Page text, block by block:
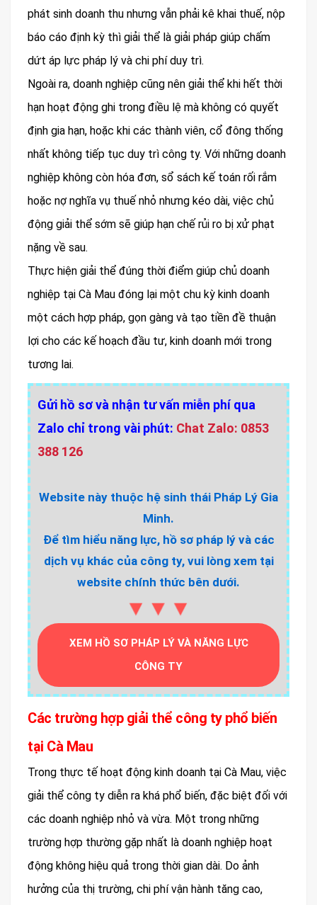
phát sinh doanh thu nhưng vẫn phải kê khai thuế, nộp
báo cáo định kỳ thì giải thể là giải pháp giúp chấm
dứt áp lực pháp lý và chi phí duy trì.
Ngoài ra, doanh nghiệp cũng nên giải thể khi hết thời
hạn hoạt động ghi trong điều lệ mà không có quyết
định gia hạn, hoặc khi các thành viên, cổ đông thống
nhất không tiếp tục duy trì công ty. Với những doanh
nghiệp không còn hóa đơn, sổ sách kế toán rối rắm
hoặc nợ nghĩa vụ thuế nhỏ nhưng kéo dài, việc chủ
động giải thể sớm sẽ giúp hạn chế rủi ro bị xử phạt
nặng về sau.
Thực hiện giải thể đúng thời điểm giúp chủ doanh
nghiệp tại Cà Mau đóng lại một chu kỳ kinh doanh
một cách hợp pháp, gọn gàng và tạo tiền đề thuận
lợi cho các kế hoạch đầu tư, kinh doanh mới trong
tương lai.
Gửi hồ sơ và nhận tư vấn miễn phí qua
Zalo chỉ trong vài phút: Chat Zalo: 0853
388 126
Website này thuộc hệ sinh thái Pháp Lý Gia
Minh.
Để tìm hiểu năng lực, hồ sơ pháp lý và các
dịch vụ khác của công ty, vui lòng xem tại
website chính thức bên dưới.
▼▼▼
XEM HỒ SƠ PHÁP LÝ VÀ NĂNG LỰC
CÔNG TY
Các trường hợp giải thể công ty phổ biến
tại Cà Mau
Trong thực tế hoạt động kinh doanh tại Cà Mau, việc
giải thể công ty diễn ra khá phổ biến, đặc biệt đối với
các doanh nghiệp nhỏ và vừa. Một trong những
trường hợp thường gặp nhất là doanh nghiệp hoạt
động không hiệu quả trong thời gian dài. Do ảnh
hưởng của thị trường, chi phí vận hành tăng cao,